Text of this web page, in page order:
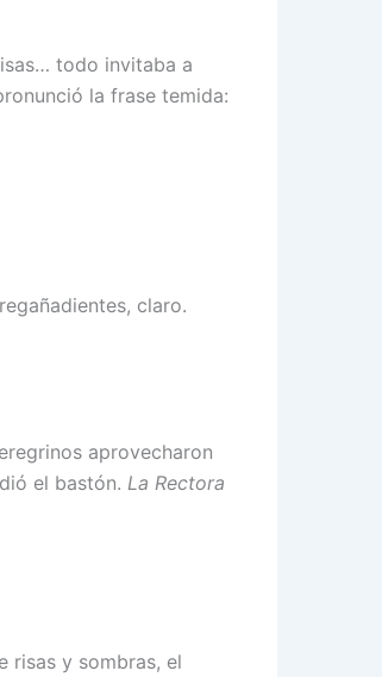
todo invitaba a
la frase temida:
claro.
aprovecharon
el bastón. La Rectora
risas y sombras, el